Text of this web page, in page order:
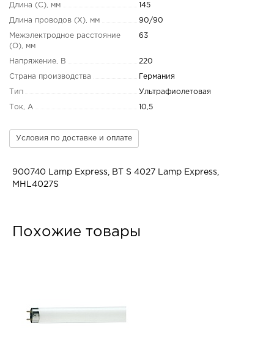
Длина (C), мм 145
Длина проводов (X), мм 90/90
Межэлектродное расстояние
(O), мм
63
Напряжение, В 220
Страна производства Германия
Тип Ультрафиолетовая
Ток, А 10,5
Условия по доставке и оплате
900740 Lamp Express, BT S 4027 Lamp Express,
MHL4027S
Похожие товары